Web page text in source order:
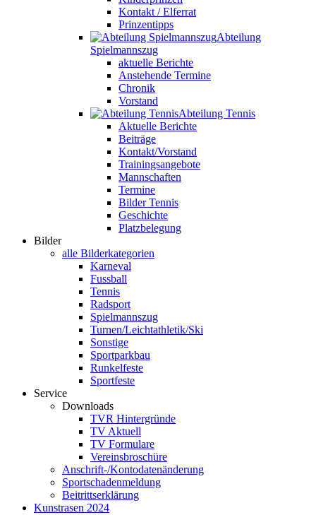
Kontakt / Elferrat
Prinzentipps
Abteilung
Spielmannszug
aktuelle Berichte
Anstehende Termine
Chronik
Vorstand
Abteilung Tennis
Aktuelle Berichte
Beiträge
Kontakt/Vorstand
Trainingsangebote
Mannschaften
Termine
Bilder Tennis
Geschichte
Platzbelegung
Bilder
alle Bilderkategorien
Karneval
Fussball
Tennis
Radsport
Spielmannszug
Turnen/Leichtathletik/Ski
Sonstige
Sportparkbau
Runkelfeste
Sportfeste
Service
Downloads
TVR Hintergründe
TV Aktuell
TV Formulare
Vereinsbroschüre
Anschrift-/Kontodatenänderung
Sportschadenmeldung
Beitrittserklärung
Kunstrasen 2024